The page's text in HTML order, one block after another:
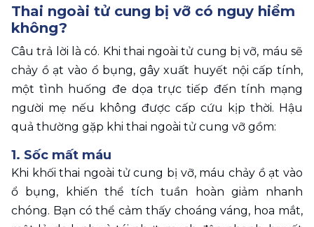
Thai ngoài tử cung bị vỡ có nguy hiểm
không?
Câu trả lời là có. Khi thai ngoài tử cung bị vỡ, máu sẽ
chảy ồ ạt vào ổ bụng, gây xuất huyết nội cấp tính,
một tình huống đe dọa trực tiếp đến tính mạng
người mẹ nếu không được cấp cứu kịp thời. Hậu
quả thường gặp khi thai ngoài tử cung vỡ gồm:
1. Sốc mất máu
Khi khối thai ngoài tử cung bị vỡ, máu chảy ồ ạt vào
ổ bụng, khiến thể tích tuần hoàn giảm nhanh
chóng. Bạn có thể cảm thấy choáng váng, hoa mắt,